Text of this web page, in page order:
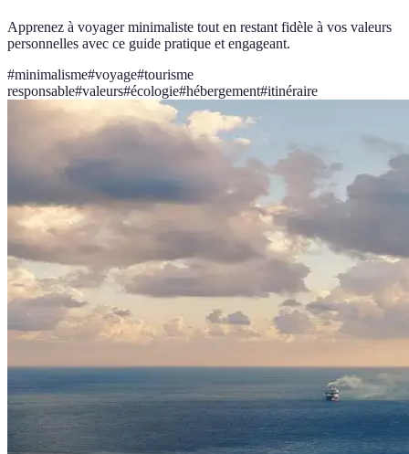
Apprenez à voyager minimaliste tout en restant fidèle à vos valeurs
personnelles avec ce guide pratique et engageant.
#minimalisme#voyage#tourisme
responsable#valeurs#écologie#hébergement#itinéraire